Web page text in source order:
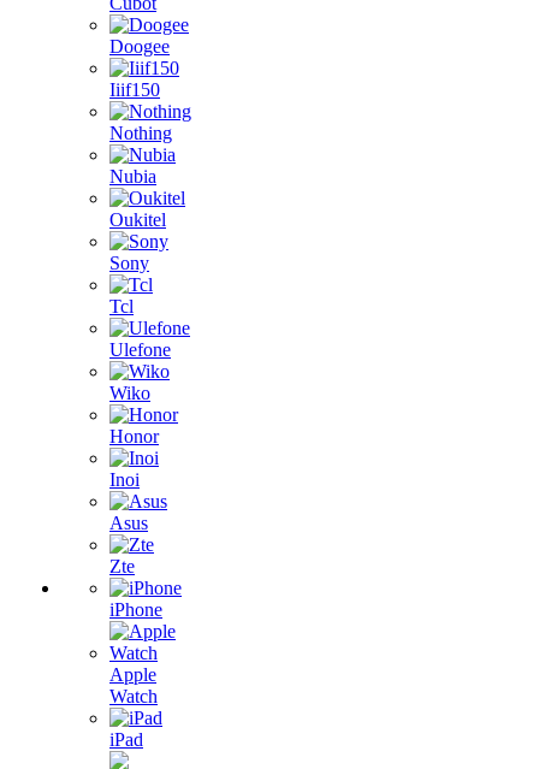
Doogee
Iiif150
Nothing
Nubia
Oukitel
Sony
Tcl
Ulefone
Wiko
Honor
Inoi
Asus
Zte
iPhone
Apple
Watch
iPad